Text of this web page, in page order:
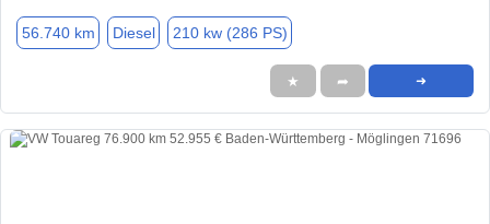
56.740 km Diesel 210 kw (286 PS)
★ ➦ ➜